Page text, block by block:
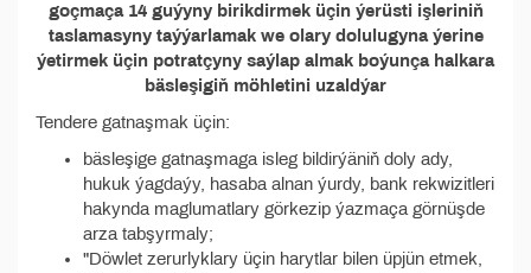
goçmaça 14 guýyny birikdirmek üçin ýerüsti işleriniň
taslamasyny taýýarlamak we olary dolulugyna ýerine
ýetirmek üçin potratçyny saýlap almak boýunça halkara
bäsleşigiň möhletini uzaldýar
Tendere gatnaşmak üçin:
bäsleşige gatnaşmaga isleg bildirýäniň doly ady,
hukuk ýagdaýy, hasaba alnan ýurdy, bank rekwizitleri
hakynda maglumatlary görkezip ýazmaça görnüşde
arza tabşyrmaly;
"Döwlet zerurlyklary üçin harytlar bilen üpjün etmek,